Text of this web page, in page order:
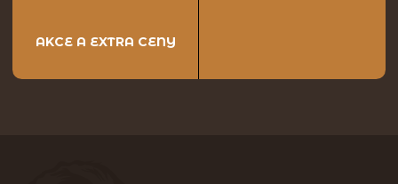
AKCE A EXTRA CENY